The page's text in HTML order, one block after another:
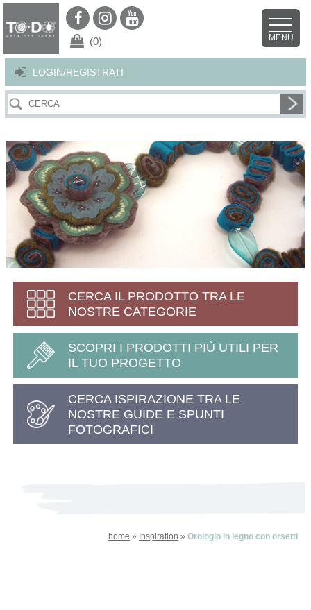
Per offrirti il miglior servizio possibile questo sito utilizza i cookies.
Continuando la navigazione nel sito autorizzi l’uso dei cookies. Per ulteriori
LOGIN/REGISTRATI
(0) MENU
CERCA IL PRODOTTO TRA LE
NOSTRE CATEGORIE
SCOPRI I PRODOTTI PIÙ UTILI PER
IL TUO PROGETTO
CERCA ISPIRAZIONE TRA LE
NOSTRE GUIDE E SPUNTI
FOTOGRAFICI
home » Inspiration »Orologio in legno con orsetti